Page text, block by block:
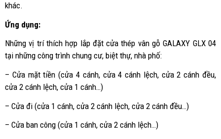
khác.
Ứng dụng:
Những vị trí thích hợp lắp đặt cửa thép vân gỗ GALAXY GLX 04
tại những công trình chung cư, biệt thự, nhà phố:
– Cửa mặt tiền (cửa 4 cánh, cửa 4 cánh lệch, cửa 2 cánh đều,
cửa 2 cánh lệch, cửa 1 cánh…)
– Cửa đi (cửa 1 cánh, cửa 2 cánh lệch, cửa 2 cánh đều…)
– Cửa ban công (cửa 1 cánh, cửa 2 cánh lệch…)